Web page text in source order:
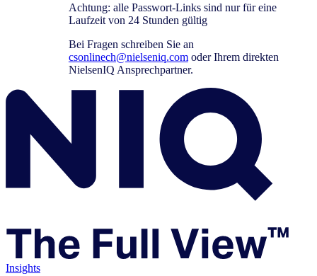
Achtung: alle Passwort-Links sind nur für eine
Laufzeit von 24 Stunden gültig
Bei Fragen schreiben Sie an
csonlinech@nielseniq.comoder Ihrem direkten
NielsenIQ Ansprechpartner.
Insights